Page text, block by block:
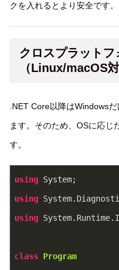
クを入れるとより安全です。
クロスプラット
（Linux/macOS対
.NET Core以降はWindows
ます。そのため、OSに応じ
す。
using System;
using
using
class Program